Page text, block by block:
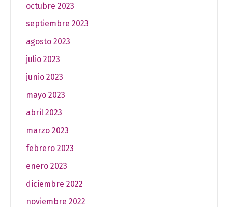
octubre 2023
septiembre 2023
agosto 2023
julio 2023
junio 2023
mayo 2023
abril 2023
marzo 2023
febrero 2023
enero 2023
diciembre 2022
noviembre 2022